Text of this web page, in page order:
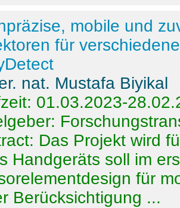
mobile und
für
nat. Mustafa Biyikal
01.03.2023-
Das Projekt wird
Handgeräts soll im
für
Berücksichtigung ...